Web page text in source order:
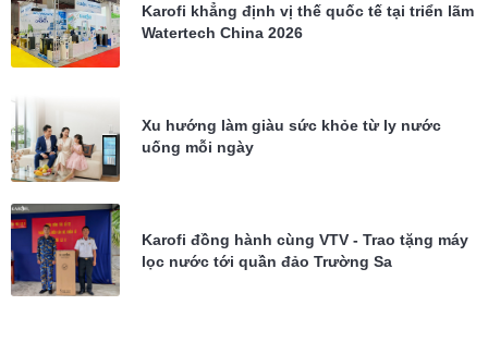
Karofi khẳng định vị thế quốc tế tại triển lãm
Watertech China 2026
Xu hướng làm giàu sức khỏe từ ly nước
uống mỗi ngày
Karofi đồng hành cùng VTV - Trao tặng máy
lọc nước tới quần đảo Trường Sa